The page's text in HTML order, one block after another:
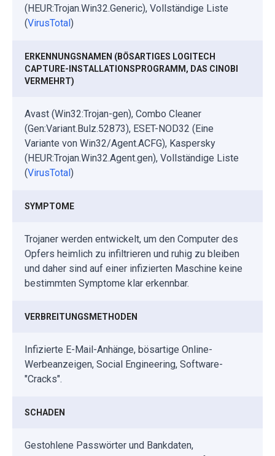
(HEUR:Trojan.Win32.Generic), Vollständige Liste
(VirusTotal)
ERKENNUNGSNAMEN (BÖSARTIGES LOGITECH
CAPTURE-INSTALLATIONSPROGRAMM, DAS CINOBI
VERMEHRT)
Avast (Win32:Trojan-gen), Combo Cleaner
(Gen:Variant.Bulz.52873), ESET-NOD32 (Eine
Variante von Win32/Agent.ACFG), Kaspersky
(HEUR:Trojan.Win32.Agent.gen), Vollständige Liste
(VirusTotal)
SYMPTOME
Trojaner werden entwickelt, um den Computer des
Opfers heimlich zu infiltrieren und ruhig zu bleiben
und daher sind auf einer infizierten Maschine keine
bestimmten Symptome klar erkennbar.
VERBREITUNGSMETHODEN
Infizierte E-Mail-Anhänge, bösartige Online-
Werbeanzeigen, Social Engineering, Software-
"Cracks".
SCHADEN
Gestohlene Passwörter und Bankdaten,